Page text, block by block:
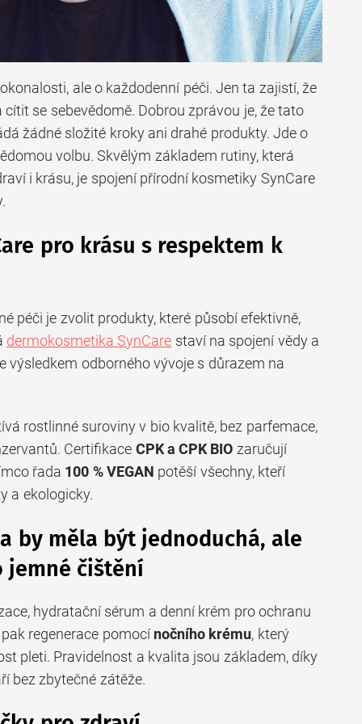
ale o každodenní péči. Jen ta zajistí, že
se sebevědomě. Dobrou zprávou je, že tato
žádné složité kroky ani drahé produkty. Jde o
volbu. Skvělým základem rutiny, která
i krásu, je spojení přírodní kosmetiky SynCare
pro krásu s respektem k
péči je zvolit produkty, které působí efektivně,
dermokosmetika SynCare staví na spojení vědy a
výsledkem odborného vývoje s důrazem na
rostlinné suroviny v bio kvalitě, bez parfemace,
Certifikace CPK a CPK BIO zaručují
řada 100 % VEGAN potěší všechny, kteří
a ekologicky.
by měla být jednoduchá, ale
jemné čištění
hydratační sérum a denní krém pro ochranu
regenerace pomocí nočního krému, který
pleti. Pravidelnost a kvalita jsou základem, díky
bez zbytečné zátěže.